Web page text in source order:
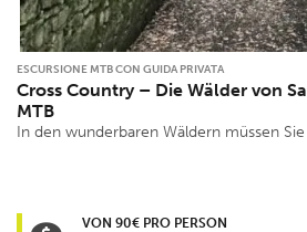
ESCURSIONE MTB CON GUIDA PRIVATA
Cross Country – Die Wälder von
MTB
In den wunderbaren Wäldern müssen
VON 90€ PRO PERSON